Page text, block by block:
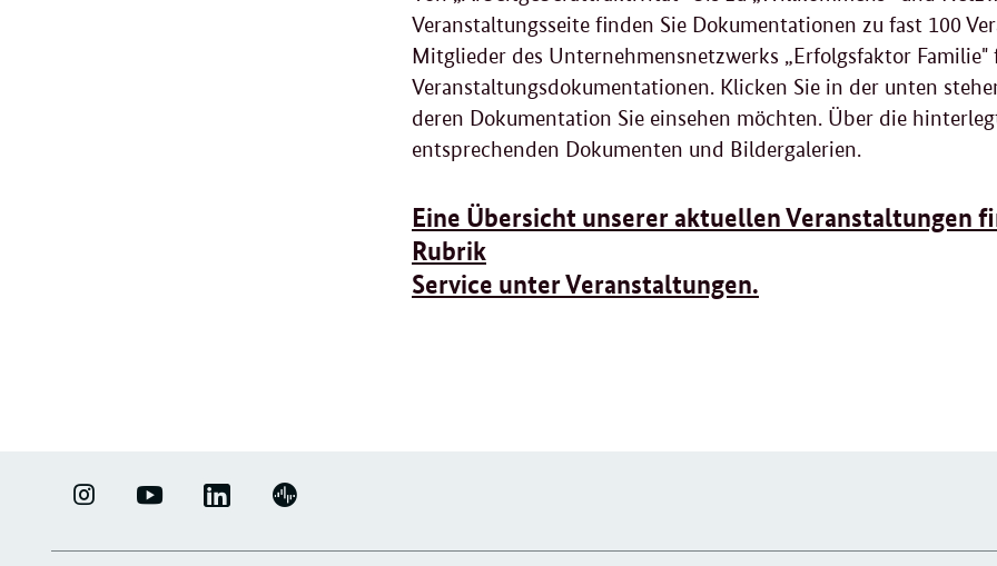
Veranstaltungsseite finden Sie Dokumentationen zu fast 100
Mitglieder des Unternehmensnetzwerks „Erfolgsfaktor Familie"
Veranstaltungsdokumentationen. Klicken Sie in der unten
deren Dokumentation Sie einsehen möchten. Über die
entsprechenden Dokumenten und Bildergalerien.
Eine Übersicht unserer aktuellen Veranstaltungen
Rubrik
Service unter Veranstaltungen.
ERFOLGSFAKTOR
YOUTUBE LINKEDIN
UNTERNEHMENSNETZWERK
PODIGEE